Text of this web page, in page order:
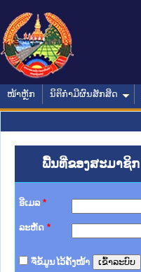
ໜ້າຫຼັກ ນິຕິກໍາມີຜົນສັກສິດ
ພື້ນທີ່ຂອງສະມາຊິກ
ອີເມລ *
ລະຫັດ *
ຈື່ຂໍ້ມູນໄວ້ຄັ້ງໜ້າ